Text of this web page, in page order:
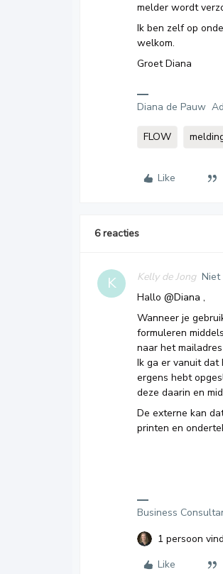
melder wordt
Ik ben zelf op
welkom.
Groet Diana
Diana de Pauw
FLOW
Like
6 reacties
K Kelly de Jong Niet
Hallo @Diana ,
Wanneer je
formuleren
naar het
Ik ga er vanuit
ergens hebt
deze daarin en
De externe kan
printen en
Business
1 persoon
Like